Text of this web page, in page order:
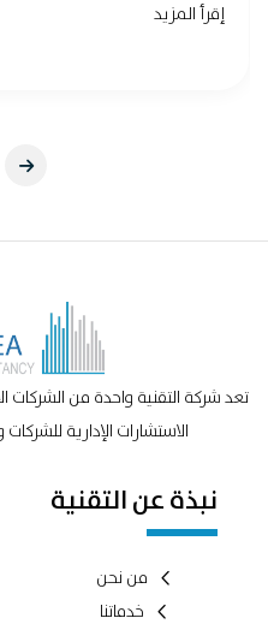
إقرأ المزيد
تعد شركة التقنية واحدة من الشركات
الاستشارات الإدارية
نبذة عن التقنية
من نحن
خدماتنا